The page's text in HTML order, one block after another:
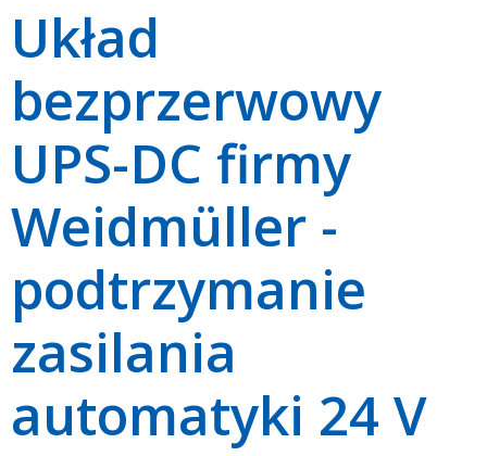
Układ
bezprzerwowy
UPS-DC firmy
Weidmüller -
podtrzymanie
zasilania
automatyki 24 V